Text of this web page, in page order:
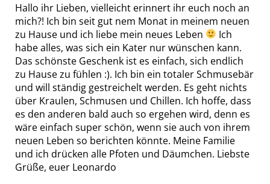
Hallo ihr Lieben, vielleicht erinnert ihr euch noch an
mich?! Ich bin seit gut nem Monat in meinem neuen
zu Hause und ich liebe mein neues Leben
Ich
habe alles, was sich ein Kater nur wünschen kann.
Das schönste Geschenk ist es einfach, sich endlich
zu Hause zu fühlen :). Ich bin ein totaler Schmusebär
und will ständig gestreichelt werden. Es geht nichts
über Kraulen, Schmusen und Chillen. Ich hoffe, dass
es den anderen bald auch so ergehen wird, denn es
wäre einfach super schön, wenn sie auch von ihrem
neuen Leben so berichten könnte. Meine Familie
und ich drücken alle Pfoten und Däumchen. Liebste
Grüße, euer Leonardo